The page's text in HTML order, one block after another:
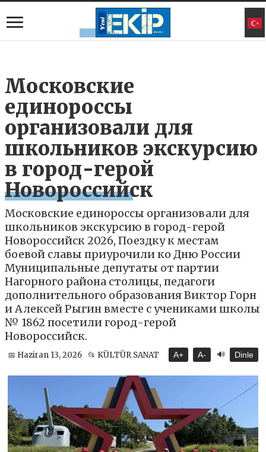
Московские
единороссы
организовали для
школьников экскурсию
в город-герой
Новороссийск
Московские единороссы организовали для
школьников экскурсию в город-герой
Новороссийск 2026, Поездку к местам
боевой славы приурочили ко Дню России
Муниципальные депутаты от партии
Нагорного района столицы, педагоги
дополнительного образования Виктор Горн
и Алексей Рыгин вместе с учениками школы
№ 1862 посетили город-герой
Новороссийск.
📅 Haziran 13, 2026 📂 KÜLTÜR SANAT A+ A- 🔊 Dinle